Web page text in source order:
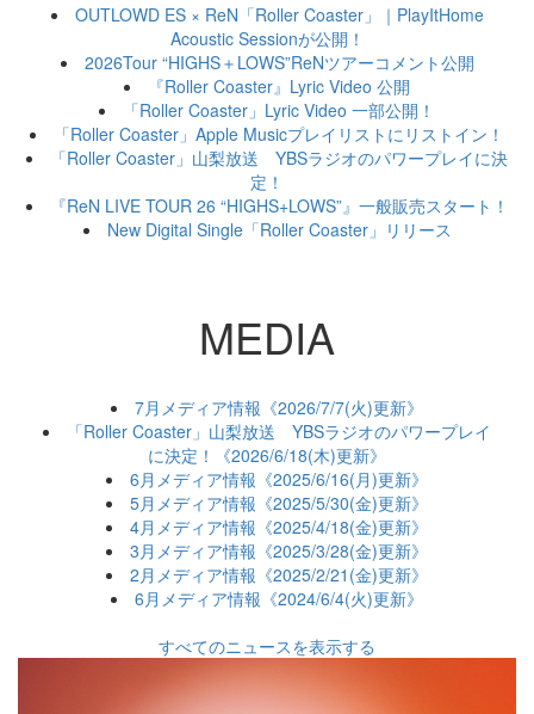
OUTLOWD ES × ReN「Roller Coaster」｜PlayItHome
Acoustic Sessionが公開！
2026Tour “HIGHS＋LOWS”ReNツアーコメント公開
『Roller Coaster』Lyric Video 公開
「Roller Coaster」Lyric Video 一部公開！
「Roller Coaster」Apple Musicプレイリストにリストイン！
「Roller Coaster」山梨放送 YBSラジオのパワープレイに決
定！
『ReN LIVE TOUR 26 “HIGHS+LOWS”』一般販売スタート！
New Digital Single「Roller Coaster」リリース
MEDIA
7月メディア情報《2026/7/7(火)更新》
「Roller Coaster」山梨放送 YBSラジオのパワープレイ
に決定！《2026/6/18(木)更新》
6月メディア情報《2025/6/16(月)更新》
5月メディア情報《2025/5/30(金)更新》
4月メディア情報《2025/4/18(金)更新》
3月メディア情報《2025/3/28(金)更新》
2月メディア情報《2025/2/21(金)更新》
6月メディア情報《2024/6/4(火)更新》
すべてのニュースを表示する